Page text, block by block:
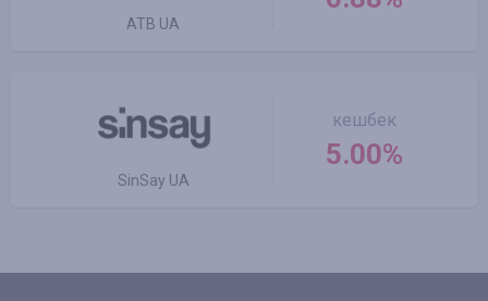
ATB UA
SinSay UA
кешбек
5.00%